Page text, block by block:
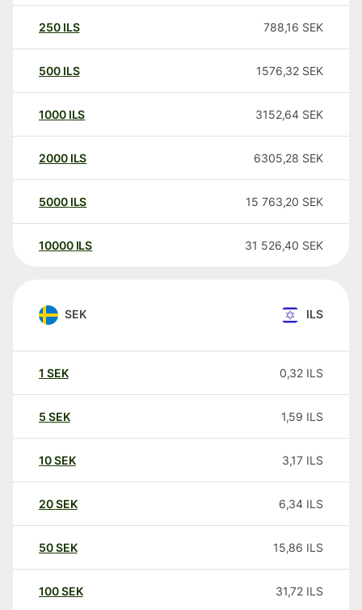
250 ILS 788,16 SEK
500 ILS 1576,32 SEK
1000 ILS 3152,64 SEK
2000 ILS 6305,28 SEK
5000 ILS 15 763,20 SEK
10000 ILS 31 526,40 SEK
SEK ILS
1 SEK 0,32 ILS
5 SEK 1,59 ILS
10SEK 3,17 ILS
20SEK 6,34 ILS
50SEK 15,86 ILS
100SEK 31,72 ILS